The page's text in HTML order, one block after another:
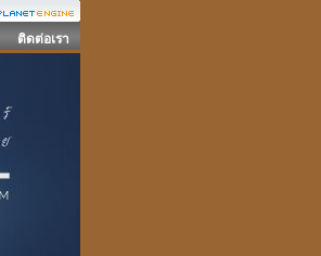
ติดต่อเรา